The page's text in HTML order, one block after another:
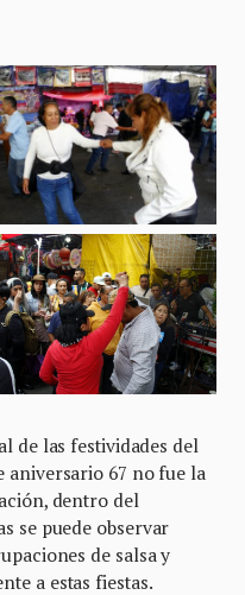
de las festividades del
aniversario 67 no fue la
dentro del
se puede observar
de salsa y
a estas fiestas.